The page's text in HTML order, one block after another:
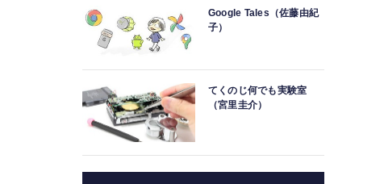
Google Tales（佐藤由紀
子）
てくのじ何でも実験室
（宮里圭介）